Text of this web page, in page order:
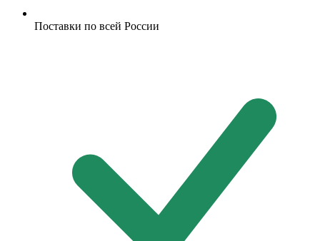
Поставки по всей России